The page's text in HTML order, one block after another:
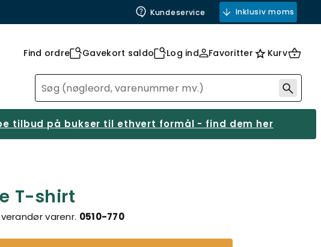
Kundeservice Inklusiv moms
Find ordre Gavekort saldo Log ind Favoritter Kurv
tilbud på bukser til ethvert formål - find dem her
T-shirt
varenr. 0510-770